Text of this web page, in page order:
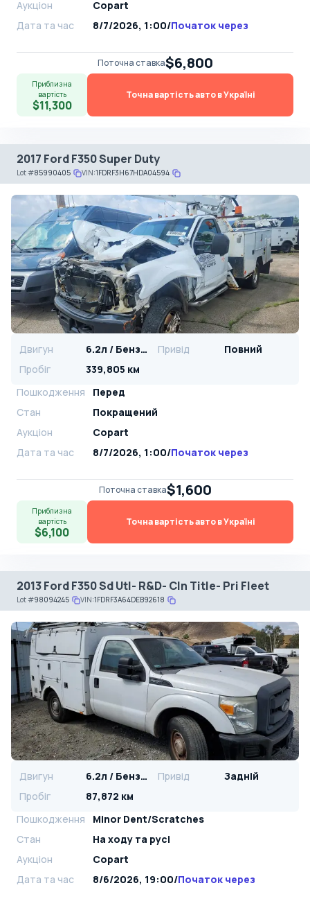
Аукціон
Copart
Дата та час
8/7/2026, 1:00/Початок через
Поточна ставка$6,800
Приблизна
вартість
$11,300
Точна вартість авто в Україні
2017 Ford F350 Super Duty
Lot#85990405 VIN:1FDRF3H67HDA04594
Двигун 6.2л / Бензин Привід
Повний
Пробіг
339,805 км
Пошкодження
Перед
Стан
Покращений
Аукціон
Copart
Дата та час
8/7/2026, 1:00/Початок через
Поточна ставка$1,600
Приблизна
вартість
$6,100
Точна вартість авто в Україні
2013 Ford F350 Sd Utl- R&D- Cln Title- Pri Fleet
Lot#98094245 VIN:1FDRF3A64DEB92618
Двигун 6.2л / Бензин Привід
Задній
Пробіг
87,872 км
Пошкодження
Minor Dent/Scratches
Стан
На ​​ходу та русі
Аукціон
Copart
Дата та час
8/6/2026, 19:00/Початок через